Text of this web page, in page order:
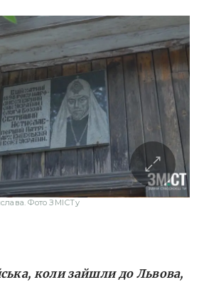
Фото ЗМІСТу
коли зайшли до Львова,